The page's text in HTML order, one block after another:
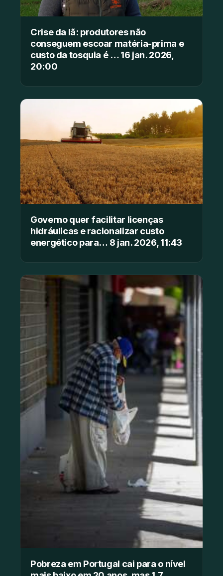
Crise da lã: produtores não
conseguem escoar matéria-prima e
custo da tosquia é … 16 jan. 2026,
20:00
Governo quer facilitar licenças
hidráulicas e racionalizar custo
energético para… 8 jan. 2026, 11:43
Pobreza em Portugal cai para o nível